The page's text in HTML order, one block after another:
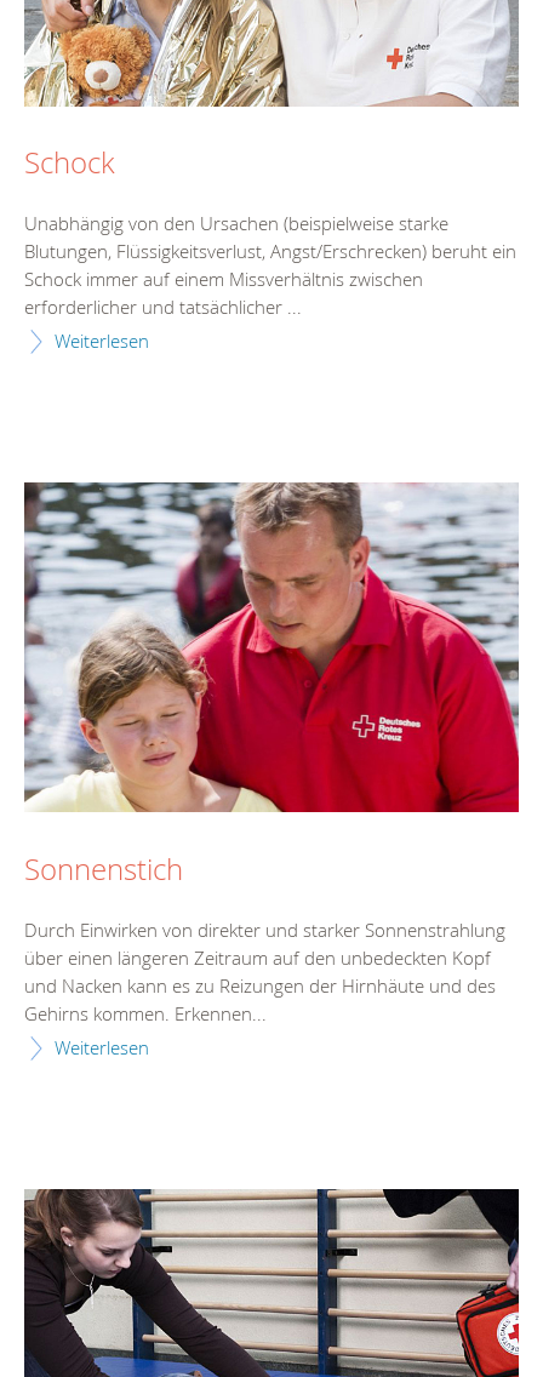
Schock
Unabhängig von den Ursachen (beispielweise starke
Blutungen, Flüssigkeitsverlust, Angst/Erschrecken) beruht ein
Schock immer auf einem Missverhältnis zwischen
erforderlicher und tatsächlicher ...
Weiterlesen
Sonnenstich
Durch Einwirken von direkter und starker Sonnenstrahlung
über einen längeren Zeitraum auf den unbedeckten Kopf
und Nacken kann es zu Reizungen der Hirnhäute und des
Gehirns kommen. Erkennen...
Weiterlesen